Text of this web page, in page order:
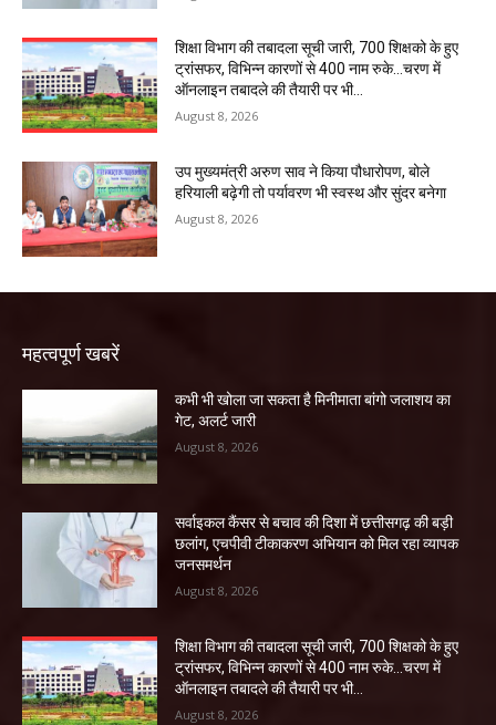
शिक्षा विभाग की तबादला सूची जारी, 700 शिक्षको के हुए
ट्रांसफर, विभिन्न कारणों से 400 नाम रुके…चरण में
ऑनलाइन तबादले की तैयारी पर भी...
August 8, 2026
उप मुख्यमंत्री अरुण साव ने किया पौधारोपण, बोले
हरियाली बढ़ेगी तो पर्यावरण भी स्वस्थ और सुंदर बनेगा
August 8, 2026
महत्वपूर्ण खबरें
कभी भी खोला जा सकता है मिनीमाता बांगो जलाशय का
गेट, अलर्ट जारी
August 8, 2026
सर्वाइकल कैंसर से बचाव की दिशा में छत्तीसगढ़ की बड़ी
छलांग, एचपीवी टीकाकरण अभियान को मिल रहा व्यापक
जनसमर्थन
August 8, 2026
शिक्षा विभाग की तबादला सूची जारी, 700 शिक्षको के हुए
ट्रांसफर, विभिन्न कारणों से 400 नाम रुके…चरण में
ऑनलाइन तबादले की तैयारी पर भी...
August 8, 2026